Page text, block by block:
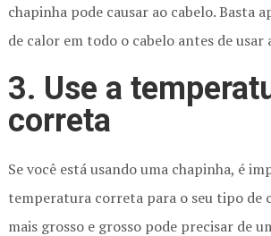
chapinha pode causar ao cabelo. Basta
de calor em todo o cabelo antes de usar
3. Use a
correta
Se você está usando uma chapinha, é
temperatura correta para o seu tipo de
mais grosso e grosso pode precisar de